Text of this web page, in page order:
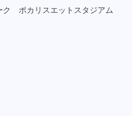
ク ポカリスエットスタジアム